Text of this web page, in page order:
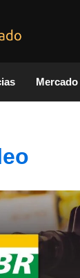
Mercado